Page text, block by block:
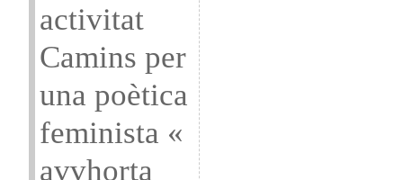
activitat
Camins per
una poètica
feminista «
avvhorta